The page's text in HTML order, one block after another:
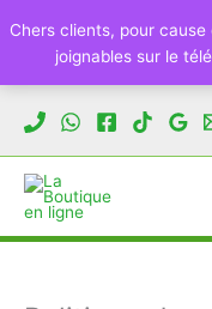
Chers clients, pour
joignables sur le